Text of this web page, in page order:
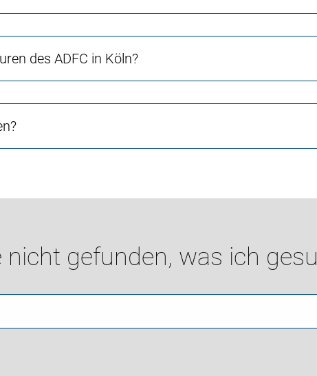
des ADFC in Köln?
nicht gefunden, was ich